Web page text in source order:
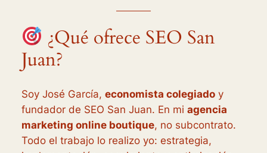
¿Qué ofrece SEO San
Juan?
Soy José García, economista colegiadoy
fundador de SEO San Juan. En mi agencia
marketing online boutique, no subcontrato.
Todo el trabajo lo realizo yo: estrategia,